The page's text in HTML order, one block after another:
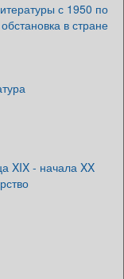
с 1950 по
в стране
XIX - начала XX